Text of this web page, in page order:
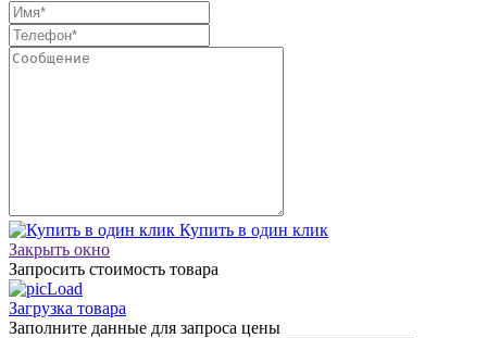
Купить в один клик
Закрыть окно
Запросить стоимость товара
Загрузка товара
Заполните данные для запроса цены